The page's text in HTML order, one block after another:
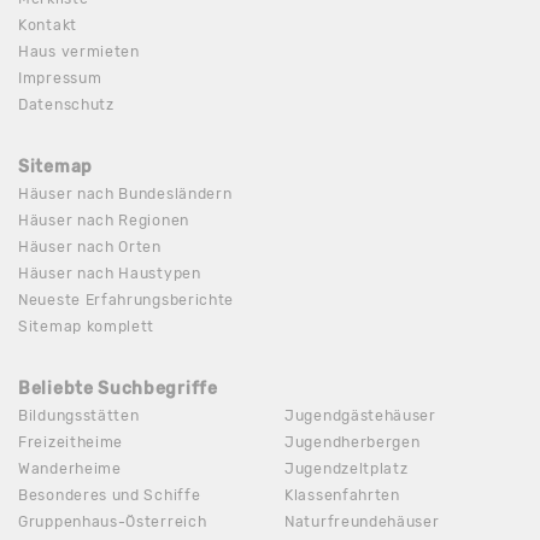
Kontakt
Haus vermieten
Impressum
Datenschutz
Sitemap
Häuser nach Bundesländern
Häuser nach Regionen
Häuser nach Orten
Häuser nach Haustypen
Neueste Erfahrungsberichte
Sitemap komplett
Beliebte Suchbegriffe
Bildungsstätten
Freizeitheime
Wanderheime
Besonderes und Schiffe
Gruppenhaus-Österreich
Jugendgästehäuser
Jugendherbergen
Jugendzeltplatz
Klassenfahrten
Naturfreundehäuser